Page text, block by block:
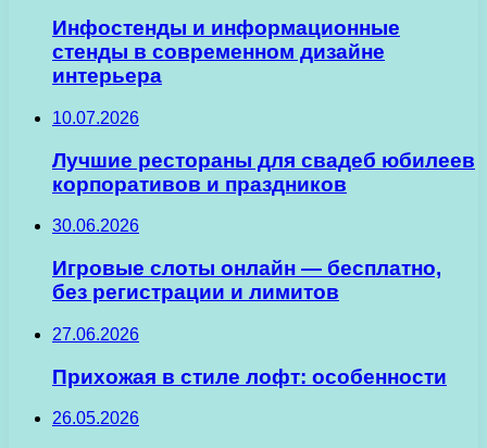
Инфостенды и информационные
стенды в современном дизайне
интерьера
10.07.2026
Лучшие рестораны для свадеб юбилеев
корпоративов и праздников
30.06.2026
Игровые слоты онлайн — бесплатно,
без регистрации и лимитов
27.06.2026
Прихожая в стиле лофт: особенности
26.05.2026